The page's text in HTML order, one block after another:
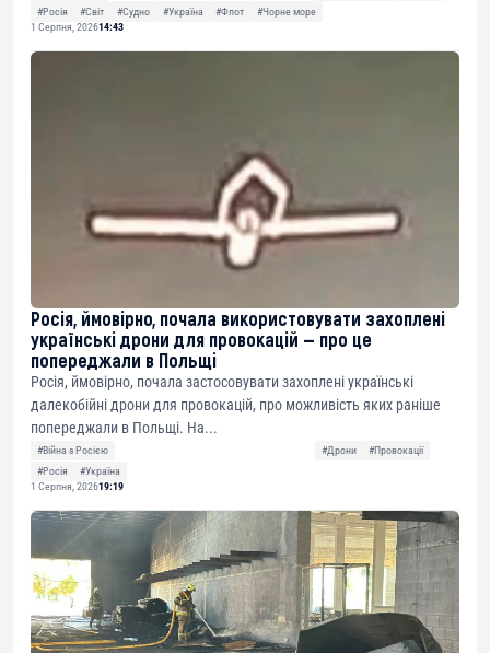
#Росія
#Світ #Судно #Україна #Флот
#Чорне море
1 Серпня, 202614:43
Росія, ймовірно, почала використовувати захоплені
українські дрони для провокацій — про це
попереджали в Польщі
Росія, ймовірно, почала застосовувати захоплені українські
далекобійні дрони для провокацій, про можливість яких раніше
попереджали в Польщі. На...
#Війна з Росією #Дрони
#Провокації
#Росія
#Україна
1 Серпня, 202619:19